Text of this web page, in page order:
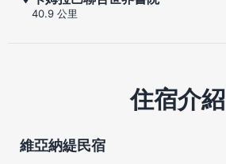
40.9 公里
住宿介紹
維亞納緹民宿